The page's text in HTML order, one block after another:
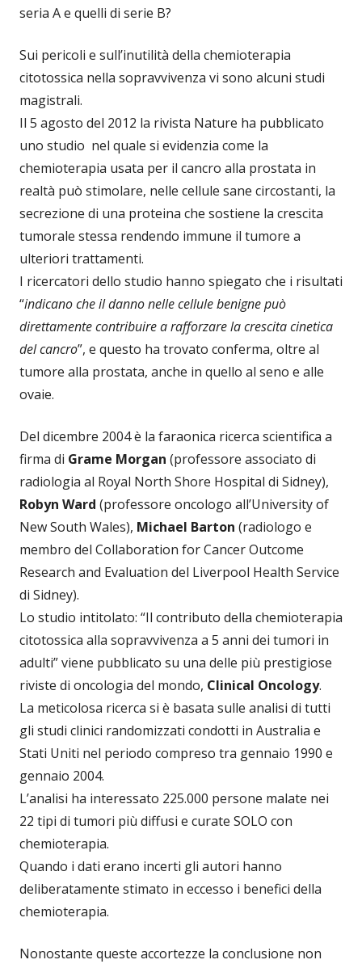
seria A e quelli di serie B?
Sui pericoli e sull’inutilità della chemioterapia
citotossica nella sopravvivenza vi sono alcuni studi
magistrali.
Il 5 agosto del 2012 la rivista Nature ha pubblicato
uno studio nel quale si evidenzia come la
chemioterapia usata per il cancro alla prostata in
realtà può stimolare, nelle cellule sane circostanti, la
secrezione di una proteina che sostiene la crescita
tumorale stessa rendendo immune il tumore a
ulteriori trattamenti.
I ricercatori dello studio hanno spiegato che i risultati
“indicano che il danno nelle cellule benigne può
direttamente contribuire a rafforzare la crescita cinetica
del cancro”, e questo ha trovato conferma, oltre al
tumore alla prostata, anche in quello al seno e alle
ovaie.
Del dicembre 2004 è la faraonica ricerca scientifica a
firma di Grame Morgan (professore associato di
radiologia al Royal North Shore Hospital di Sidney),
Robyn Ward (professore oncologo all’University of
New South Wales), Michael Barton (radiologo e
membro del Collaboration for Cancer Outcome
Research and Evaluation del Liverpool Health Service
di Sidney).
Lo studio intitolato: “Il contributo della chemioterapia
citotossica alla sopravvivenza a 5 anni dei tumori in
adulti” viene pubblicato su una delle più prestigiose
riviste di oncologia del mondo, Clinical Oncology.
La meticolosa ricerca si è basata sulle analisi di tutti
gli studi clinici randomizzati condotti in Australia e
Stati Uniti nel periodo compreso tra gennaio 1990 e
gennaio 2004.
L’analisi ha interessato 225.000 persone malate nei
22 tipi di tumori più diffusi e curate SOLO con
chemioterapia.
Quando i dati erano incerti gli autori hanno
deliberatamente stimato in eccesso i benefici della
chemioterapia.
Nonostante queste accortezze la conclusione non